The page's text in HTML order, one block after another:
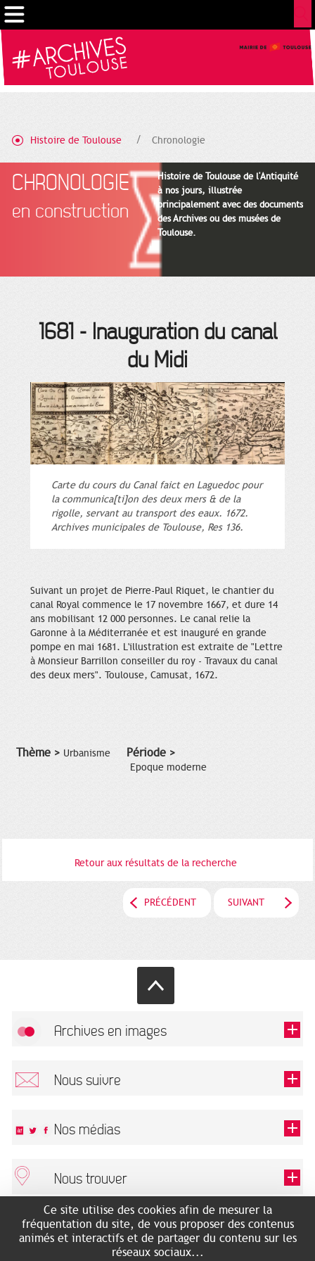
Histoire de Toulouse Chronologie
CHRONOLOGIE
en construction
Histoire de Toulouse de l'Antiquité
à nos jours, illustrée
principalement avec des documents
des Archives ou des musées de
Toulouse.
1681- Inauguration du canal
du Midi
Carte du cours du Canal faict en Laguedoc pour
la communica[ti]on des deux mers & de la
rigolle, servant au transport des eaux. 1672.
Archives municipales de Toulouse, Res 136.
Suivant un projet de Pierre-Paul Riquet, le chantier du
canal Royal commence le 17 novembre 1667, et dure 14
ans mobilisant 12 000 personnes. Le canal relie la
Garonne à la Méditerranée et est inauguré en grande
pompe en mai 1681. L'illustration est extraite de "Lettre
à Monsieur Barrillon conseiller du roy - Travaux du canal
des deux mers". Toulouse, Camusat, 1672.
Thème > Urbanisme Période >
Epoque moderne
Retour aux résultats de la recherche
PRÉCÉDENT SUIVANT
Archives en images
Nous suivre
Ce champ est exigé.
Nos médias
Nous trouver
ARCHIVES MUNICIPALES
2 rue des Archives
RECHERCHES GÉNÉALOGIQUES
NOUS CONNAÎTRE
SERVICE ÉDUCATIF
Gestion de vos préférences sur les cookies
Ce site utilise des cookies afin de mesurer la
fréquentation du site, de vous proposer des contenus
animés et interactifs et de partager du contenu sur les
réseaux sociaux...